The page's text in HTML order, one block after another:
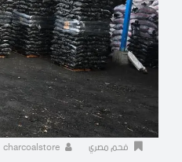
فحم مصري